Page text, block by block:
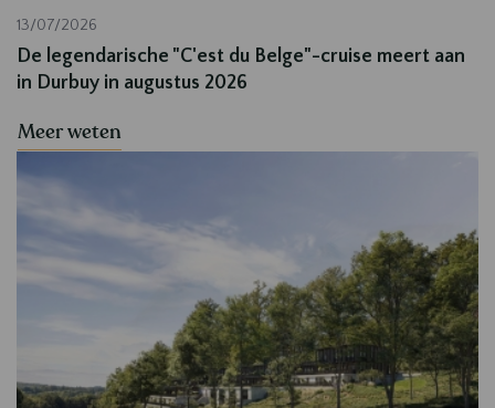
13/07/2026
De legendarische "C'est du Belge"-cruise meert aan
in Durbuy in augustus 2026
Meer weten